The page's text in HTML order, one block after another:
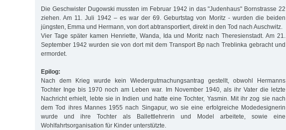
Die Geschwister Dugowski mussten im Februar 1942 in das "Judenhaus" Bornstrasse 22
ziehen. Am 11. Juli 1942 – es war der 69. Geburtstag von Moritz - wurden die beiden
jüngsten, Emma und Hermann, von dort abtransportiert, direkt in den Tod nach Auschwitz.
Vier Tage später kamen Henriette, Wanda, Ida und Moritz nach Theresienstadt. Am 21.
September 1942 wurden sie von dort mit dem Transport Bp nach Treblinka gebracht und
ermordet.
Epilog:
Nach dem Krieg wurde kein Wiedergutmachungsantrag gestellt, obwohl Hermanns
Tochter Inge bis 1970 noch am Leben war. Im November 1940, als ihr Vater die letzte
Nachricht erhielt, lebte sie in Indien und hatte eine Tochter, Yasmin. Mit ihr zog sie nach
dem Tod ihres Mannes 1955 nach Singapur, wo sie eine erfolgreiche Modedesignerin
wurde und ihre Tochter als Ballettlehrerin und Model arbeitete, sowie eine
Wohlfahrtsorganisation für Kinder unterstützte.